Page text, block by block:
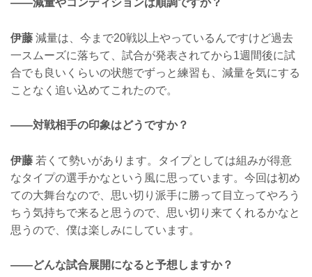
——減量やコンディションは順調ですか？
伊藤 減量は、今まで20戦以上やっているんですけど過去
一スムーズに落ちて、試合が発表されてから1週間後に試
合でも良いくらいの状態でずっと練習も、減量を気にする
ことなく追い込めてこれたので。
——対戦相手の印象はどうですか？
伊藤 若くて勢いがあります。タイプとしては組みが得意
なタイプの選手かなという風に思っています。今回は初め
ての大舞台なので、思い切り派手に勝って目立ってやろう
ちう気持ちで来ると思うので、思い切り来てくれるかなと
思うので、僕は楽しみにしています。
——どんな試合展開になると予想しますか？